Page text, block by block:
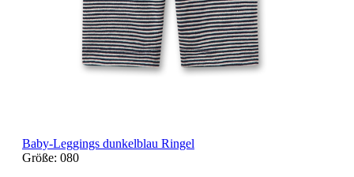
Baby-Leggings dunkelblau Ringel
Größe: 080